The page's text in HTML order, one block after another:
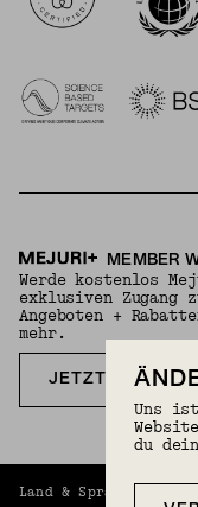
MEMBER
Werde kostenlos
exklusiven Zugang
Angeboten +
mehr.
JETZT
Land & Sprache
Uns
du